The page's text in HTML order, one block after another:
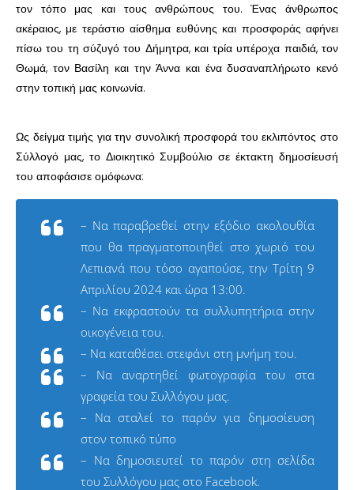
τον τόπο μας και τους ανθρώπους του. Ένας άνθρωπος
ακέραιος, με τεράστιο αίσθημα ευθύνης και προσφοράς αφήνει
πίσω του τη σύζυγό του Δήμητρα, και τρία υπέροχα παιδιά, τον
Θωμά, τον Βασίλη και την Άννα και ένα δυσαναπλήρωτο κενό
στην τοπική μας κοινωνία.
Ως δείγμα τιμής για την συνολική προσφορά του εκλιπόντος στο
Σύλλογό μας, το Διοικητικό Συμβούλιο σε έκτακτη δημοσίευσή
του αποφάσισε ομόφωνα:
– Να παραβρεθεί στην εξόδιο ακολουθία
που θα πραγματοποιηθεί στο χωριό του
Λεπιανά που τόσο αγαπούσε, την Τρίτη 9
Απριλίου 2024 και ώρα 13:00.
– Να εκφραστούν τα συλλυπητήρια στην
οικογένεια του.
– Να καταθέσει στεφάνι στη μνήμη του.
– Να αναρτηθεί φωτογραφία του στα
γραφεία του Συλλόγου μας.
– Να σταλεί το παρόν για δημοσίευση
στον τοπικό τύπο
– Να δημοσιευτεί το παρόν στη σελίδα
του Συλλόγου μας στο Facebook.